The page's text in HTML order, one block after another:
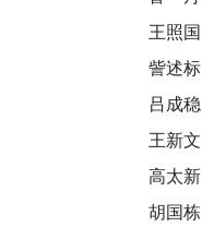
王照国
訾述标
吕成稳
王新文
高太新
胡国栋